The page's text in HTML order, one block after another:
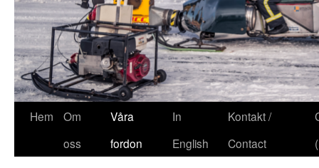
Hem
Om
oss
Våra
fordon
In
English
Kontakt /
Contact